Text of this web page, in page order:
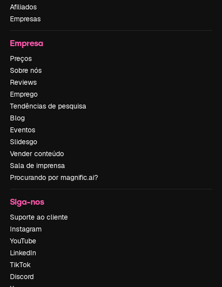
Afiliados
Empresas
Empresa
Preços
Sobre nós
Reviews
Emprego
Tendências de pesquisa
Blog
Eventos
Slidesgo
Vender conteúdo
Sala de imprensa
Procurando por magnific.ai?
Siga-nos
Suporte ao cliente
Instagram
YouTube
LinkedIn
TikTok
Discord